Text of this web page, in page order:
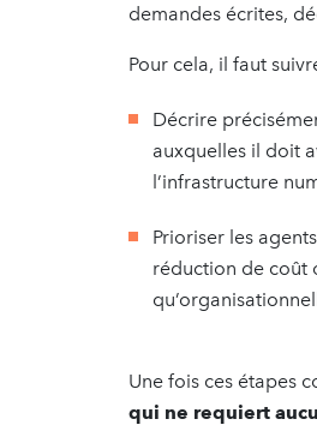
demandes écrites,
Pour cela, il faut
Décrire
auxquelles il doit
l’infrastructure
Prioriser les
réduction de coût
Une fois ces étapes
qui ne requiert